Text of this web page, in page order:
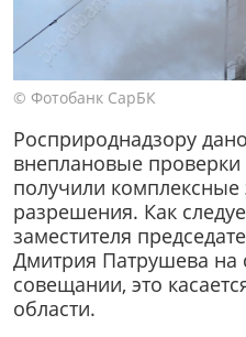
© Фотобанк СарБК
Росприроднадзору
внеплановые
получили комплексные
разрешения. Как
заместителя
Дмитрия Патрушева на
совещании, это
области.